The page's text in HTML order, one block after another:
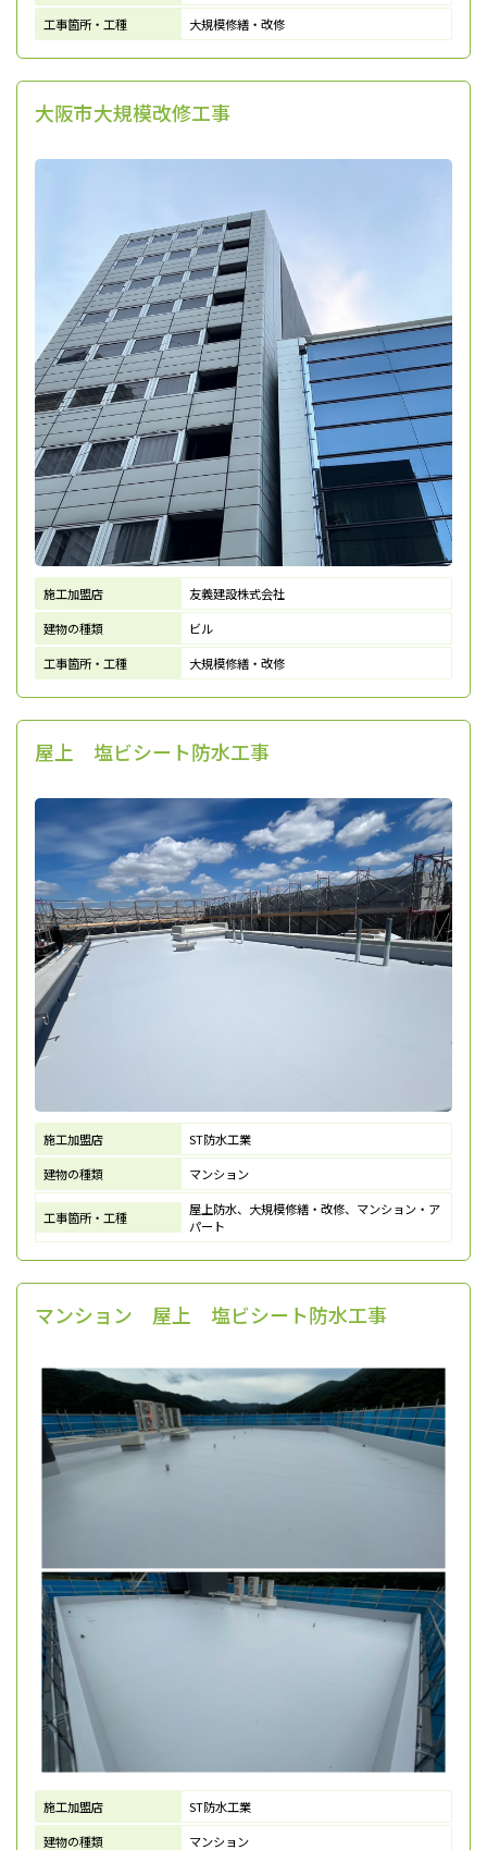
工事箇所・工種
大規模修繕・改修
大阪市大規模改修工事
施工加盟店
友義建設株式会社
建物の種類
ビル
工事箇所・工種
大規模修繕・改修
屋上 塩ビシート防水工事
施工加盟店
ST防水工業
建物の種類
マンション
工事箇所・工種
屋上防水、大規模修繕・改修、マンション・ア
パート
マンション 屋上 塩ビシート防水工事
施工加盟店
ST防水工業
建物の種類
マンション